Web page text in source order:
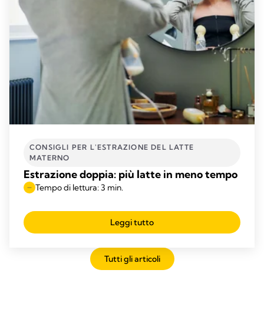
CONSIGLI PER L'ESTRAZIONE DEL LATTE
MATERNO
Estrazione doppia: più latte in meno tempo
Tempo di lettura: 3 min.
Leggi tutto
Tutti gli articoli